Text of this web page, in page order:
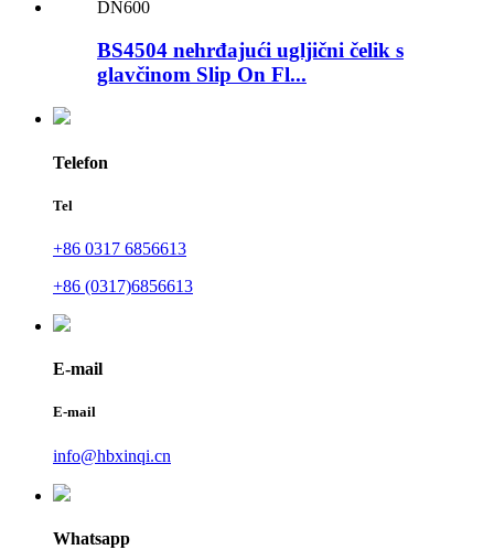
BS4504 nehrđajući ugljični čelik s
glavčinom Slip On Fl...
Telefon
Tel
+86 0317 6856613
+86 (0317)6856613
E-mail
E-mail
info@hbxinqi.cn
Whatsapp